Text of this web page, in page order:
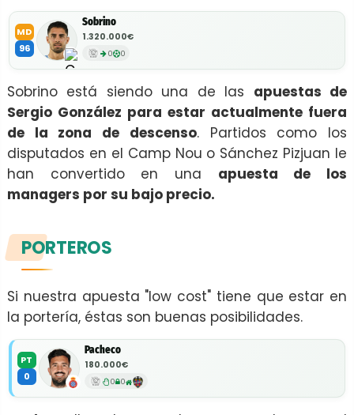
MD
96
Sobrino
1.320.000€
0 0
Sobrino está siendo una de las apuestas de
Sergio González para estar actualmente fuera
de la zona de descenso. Partidos como los
disputados en el Camp Nou o Sánchez Pizjuan le
han convertido en una apuesta de los
managers por su bajo precio.
PORTEROS
Si nuestra apuesta "low cost" tiene que estar en
la portería, éstas son buenas posibilidades.
PT
0
Pacheco
180.000€
0 0